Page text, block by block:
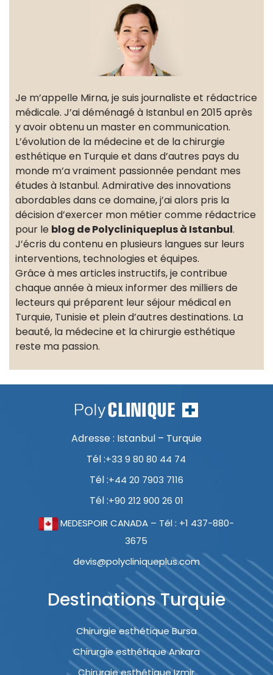
Je m’appelle Mirna, je suis journaliste et rédactrice
médicale. J’ai déménagé à Istanbul en 2015 après
y avoir obtenu un master en communication.
L’évolution de la médecine et de la chirurgie
esthétique en Turquie et dans d’autres pays du
monde m’a vraiment passionnée pendant mes
études à Istanbul. Admirative des innovations
abordables dans ce domaine, j’ai alors pris la
décision d’exercer mon métier comme rédactrice
pour le blog de Polycliniqueplus à Istanbul.
J’écris du contenu en plusieurs langues sur leurs
interventions, technologies et équipes.
Grâce à mes articles instructifs, je contribue
chaque année à mieux informer des milliers de
lecteurs qui préparent leur séjour médical en
Turquie, Tunisie et plein d’autres destinations. La
beauté, la médecine et la chirurgie esthétique
reste ma passion.
Adresse : Istanbul – Turquie
Tél :+33 9 80 80 44 74
Tél :+44 20 7903 7116
Tél :+90 212 900 26 01
MEDESPOIR CANADA – Tél : +1 437-880-
3675
devis@polycliniqueplus.com
Destinations Turquie
Chirurgie esthétique Bursa
Chirurgie esthétique Ankara
Chirurgie esthétique Izmir